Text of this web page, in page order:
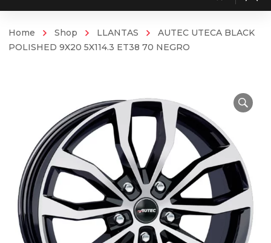
Home Shop LLANTAS
AUTEC UTECA BLACK
POLISHED 9X20 5X114.3 ET38 70 NEGRO